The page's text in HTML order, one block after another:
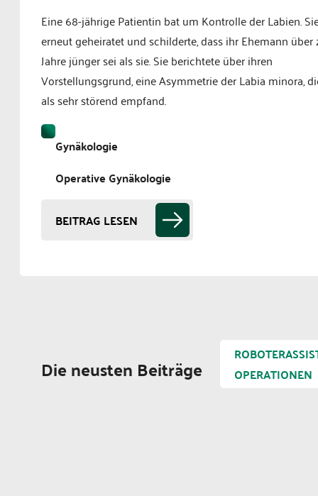
Eine 68-jährige Patientin bat um Kontrolle der Labien.
erneut geheiratet und schilderte, dass ihr Ehemann über
Jahre jünger sei als sie. Sie berichtete über ihren
Vorstellungsgrund, eine Asymmetrie der Labia minora,
als sehr störend empfand.
Gynäkologie
Operative Gynäkologie
BEITRAG LESEN
Die neusten Beiträge
OPERATIONEN